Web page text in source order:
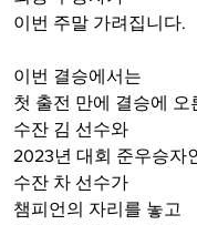
이번 주말 가려집니다.
이번 결승에서는
첫 출전 만에 결승에 오
수잔 김 선수와
2023년 대회 준우승자
수잔 차 선수가
챔피언의 자리를 놓고